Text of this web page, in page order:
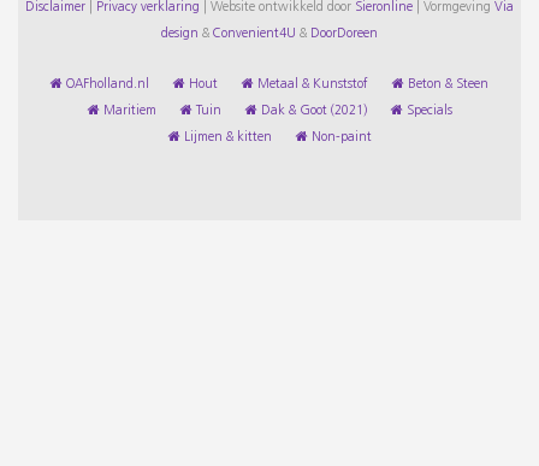
Disclaimer Privacy verklaring Website ontwikkeld door Sieronline Vormgeving Via
design & Convenient4U & DoorDoreen
OAFholland.nl Hout Metaal & Kunststof Beton & Steen
Maritiem Tuin Dak & Goot (2021) Specials
Lijmen & kitten Non-paint